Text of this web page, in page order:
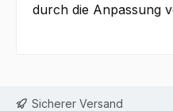
durch die Anpassung
Sicherer Versand